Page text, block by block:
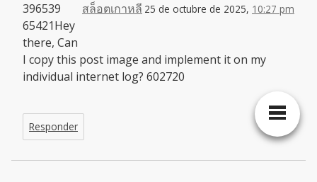
สล็อตเกาหลี 25 de octubre de 2025, 10:27 pm
396539
65421Hey
there, Can
I copy this post image and implement it on my
individual internet log? 602720
Responder